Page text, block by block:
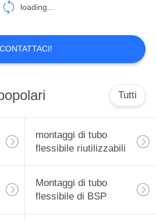
96
loading...
CONTATTACI!
Tutti
montaggi di tubo
flessibile riutilizzabili
Montaggi di tubo
flessibile di BSP